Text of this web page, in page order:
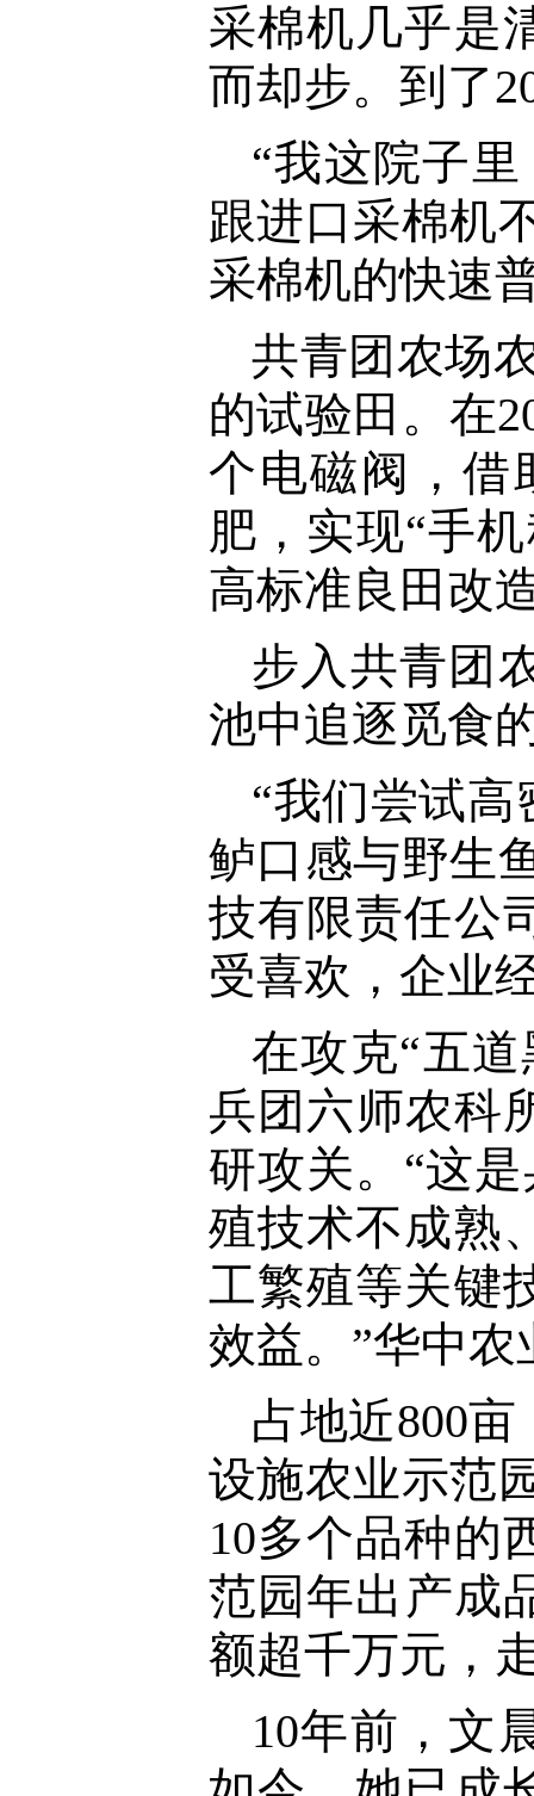
采棉机几乎是
而却步。到了
“我这院子
跟进口采棉机
采棉机的快速
共青团农场
的试验田。在
个电磁阀，借
肥，实现“手
高标准良田改
步入共青团
池中追逐觅食
“我们尝试
鲈口感与野生
技有限责任公
受喜欢，企业
在攻克“五
兵团六师农科
研攻关。“这
殖技术不成熟
工繁殖等关键
效益。”华中
占地近800
设施农业示范
10多个品种的
范园年出产成
额超千万元，
10年前，文